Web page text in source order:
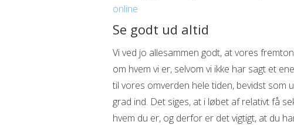
online
Se godt ud altid
Vi ved jo allesammen godt, at vores
om hvem vi er, selvom vi ikke har sagt et
til vores omverden hele tiden, bevidst som
grad ind. Det siges, at i løbet af relativt få
hvem du er, og derfor er det vigtigt, at du